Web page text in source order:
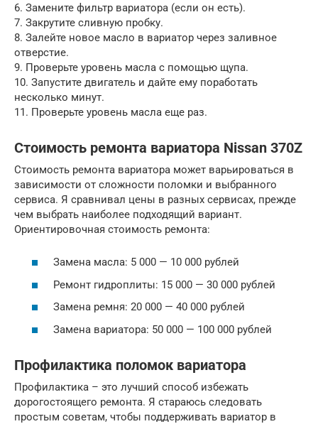
6. Замените фильтр вариатора (если он есть).
7. Закрутите сливную пробку.
8. Залейте новое масло в вариатор через заливное
отверстие.
9. Проверьте уровень масла с помощью щупа.
10. Запустите двигатель и дайте ему поработать
несколько минут.
11. Проверьте уровень масла еще раз.
Стоимость ремонта вариатора Nissan 370Z
Стоимость ремонта вариатора может варьироваться в
зависимости от сложности поломки и выбранного
сервиса. Я сравнивал цены в разных сервисах, прежде
чем выбрать наиболее подходящий вариант.
Ориентировочная стоимость ремонта:
Замена масла: 5 000 — 10 000 рублей
Ремонт гидроплиты: 15 000 — 30 000 рублей
Замена ремня: 20 000 — 40 000 рублей
Замена вариатора: 50 000 — 100 000 рублей
Профилактика поломок вариатора
Профилактика – это лучший способ избежать
дорогостоящего ремонта. Я стараюсь следовать
простым советам, чтобы поддерживать вариатор в